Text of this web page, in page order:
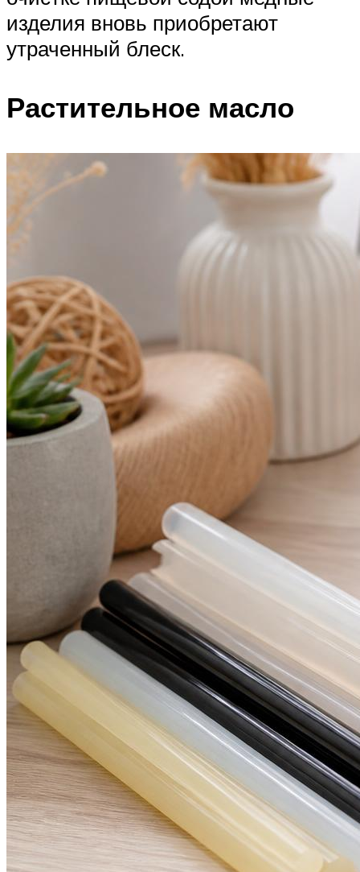
изделия вновь приобретают
утраченный блеск.
Растительное масло